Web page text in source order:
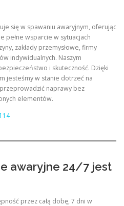
się w spawaniu awaryjnym, oferując
pełne wsparcie w sytuacjach
zakłady przemysłowe, firmy
indywidualnych. Naszym
i skuteczność. Dzięki
jesteśmy w stanie dotrzeć na
naprawy bez
elementów.
awaryjne 24/7 jest
przez całą dobę, 7 dni w